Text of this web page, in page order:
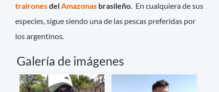
traironesdel Amazonas brasileño. En cualquiera de sus
especies, sigue siendo una de las pescas preferidas por
los argentinos.
Galería de imágenes